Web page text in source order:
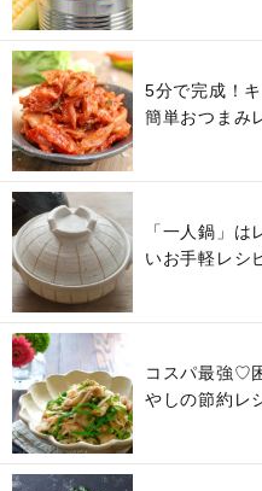
5分で完成！
簡単おつまみ
「一人鍋」
いお手軽レシ
コスパ最強♡
やしの節約レ